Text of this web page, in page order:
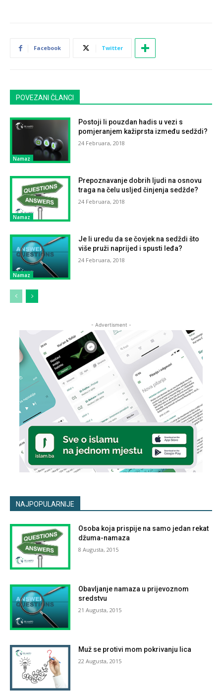
Facebook Twitter
POVEZANI ČLANCI
Namaz
Postoji li pouzdan hadis u vezi s
pomjeranjem kažiprsta između sedždi?
24 Februara, 2018
Namaz
Prepoznavanje dobrih ljudi na osnovu
traga na čelu usljed činjenja sedžde?
24 Februara, 2018
Namaz
Je li uredu da se čovjek na sedždi što
više pruži naprijed i spusti leđa?
24 Februara, 2018
- Advertisment -
NAJPOPULARNIJE
Osoba koja prispije na samo jedan rekat
džuma-namaza
8 Augusta, 2015
Obavljanje namaza u prijevoznom
sredstvu
21 Augusta, 2015
Muž se protivi mom pokrivanju lica
22 Augusta, 2015